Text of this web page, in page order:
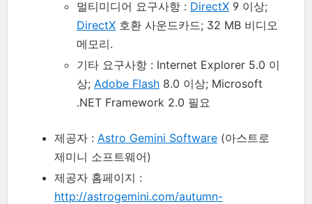
멀티미디어 요구사항 : DirectX 9 이상;
DirectX 호환 사운드카드; 32 MB 비디오
메모리.
기타 요구사항 : Internet Explorer 5.0 이
상; Adobe Flash 8.0 이상; Microsoft
.NET Framework 2.0 필요
제공자 : Astro Gemini Software (아스트로
제미니 소프트웨어)
제공자 홈페이지 :
http://astrogemini.com/autumn-